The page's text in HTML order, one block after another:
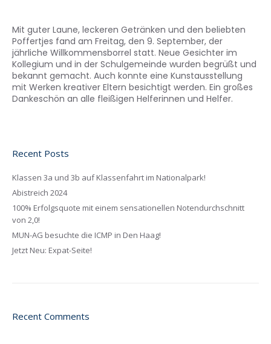
Mit guter Laune, leckeren Getränken und den beliebten
Poffertjes fand am Freitag, den 9. September, der
jährliche Willkommensborrel statt. Neue Gesichter im
Kollegium und in der Schulgemeinde wurden begrüßt und
bekannt gemacht. Auch konnte eine Kunstausstellung
mit Werken kreativer Eltern besichtigt werden. Ein großes
Dankeschön an alle fleißigen Helferinnen und Helfer.
Recent Posts
Klassen 3a und 3b auf Klassenfahrt im Nationalpark!
Abistreich 2024
100% Erfolgsquote mit einem sensationellen Notendurchschnitt
von 2,0!
MUN-AG besuchte die ICMP in Den Haag!
Jetzt Neu: Expat-Seite!
Recent Comments